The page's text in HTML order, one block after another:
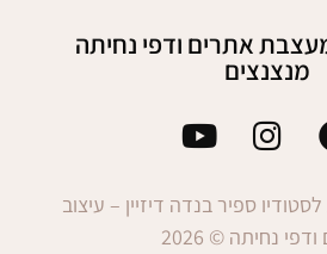
אתרים ודפי נחיתה
מנצנצים
ספיר בנדה דיזיין – עיצוב
נחיתה © 2026